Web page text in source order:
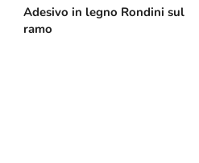
Adesivo in legno Rondini sul
ramo